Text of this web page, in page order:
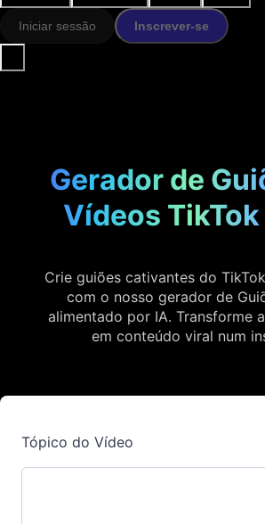
Iniciar sessão Inscrever-se
Gerador de
Vídeos TikTok
Crie guiões cativantes do
com o nosso gerador de
alimentado por IA. Transforme
em conteúdo viral num
Tópico do Vídeo